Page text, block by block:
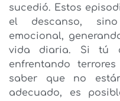
sucedió. Estos
el descanso,
emocional,
vida diaria. Si tú
enfrentando
saber que no
adecuado, es